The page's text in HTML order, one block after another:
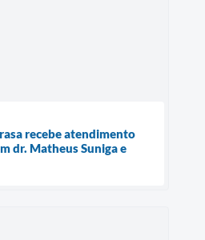
recebe atendimento
dr. Matheus Suniga e